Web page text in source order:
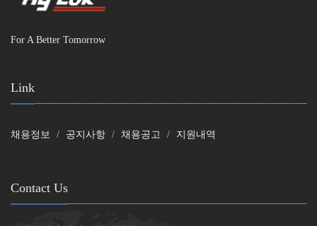
For A Better Tomorrow
Link
채용정보 공지사항 채용공고 지원내역
Contact Us